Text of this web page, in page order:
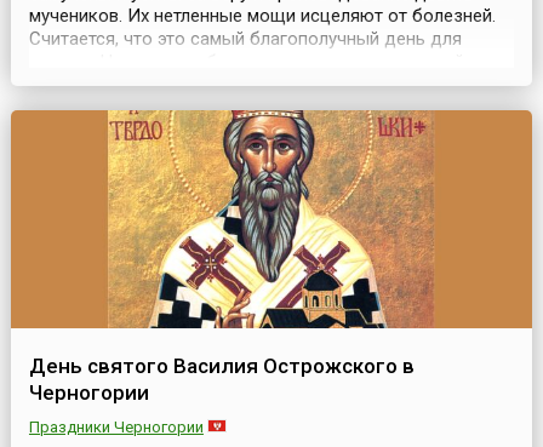
мучеников. Их нетленные мощи исцеляют от болезней.
Считается, что это самый благополучный день для
заговор, в котором соединились языческие верования и
христианский церковный канон:«Девять святых
мучеников, Феогнид, Руф, Антипатр, Феостих, Артема, ...
День святого Василия Острожского в
Черногории
Праздники Черногории